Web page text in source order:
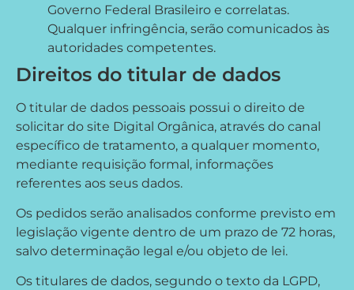
Governo Federal Brasileiro e correlatas.
Qualquer infringência, serão comunicados às
autoridades competentes.
Direitos do titular de dados
O titular de dados pessoais possui o direito de
solicitar do site Digital Orgânica, através do canal
específico de tratamento, a qualquer momento,
mediante requisição formal, informações
referentes aos seus dados.
Os pedidos serão analisados conforme previsto em
legislação vigente dentro de um prazo de 72 horas,
salvo determinação legal e/ou objeto de lei.
Os titulares de dados, segundo o texto da LGPD,